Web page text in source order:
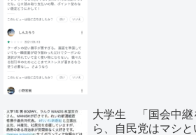
大学生 「国会中継
ら、自民党はマシ